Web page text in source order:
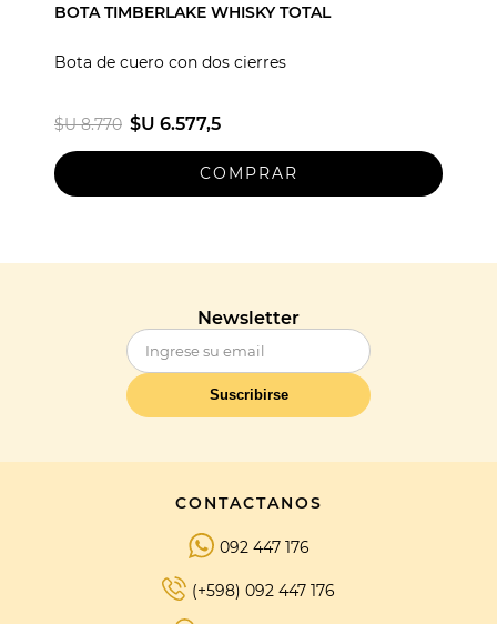
BOTA TIMBERLAKE WHISKY TOTAL
Bota de cuero con dos cierres
$U 8.770 $U 6.577,5
Newsletter
Suscribirse
CONTACTANOS
092 447 176
(+598) 092 447 176